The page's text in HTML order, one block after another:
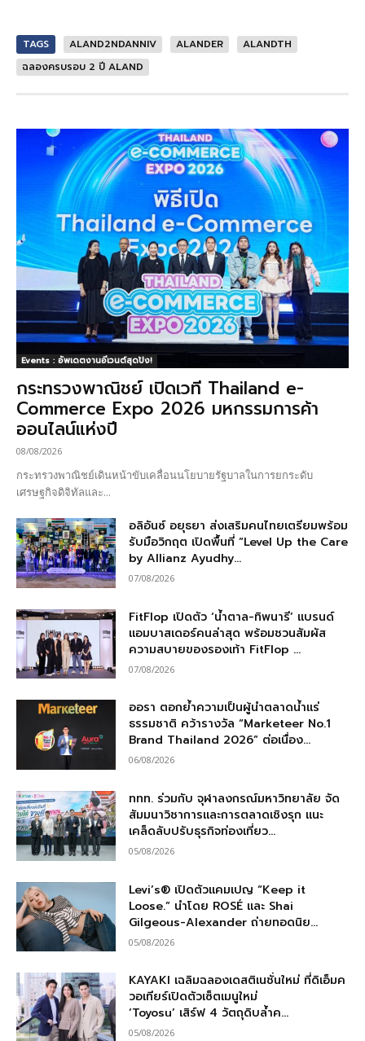
TAGS ALAND2NDANNIV ALANDER
ALANDTH
ฉลองครบรอบ 2 ปี ALAND
Events : อัพเดตงานอีเวนต์สุดปัง!
กระทรวงพาณิชย์ เปิดเวที Thailand e-
Commerce Expo 2026 มหกรรมการค้า
ออนไลน์แห่งปี
08/08/2026
กระทรวงพาณิชย์เดินหน้าขับเคลื่อนนโยบายรัฐบาลในการยกระดับ
เศรษฐกิจดิจิทัลและ...
อลิอันซ์ อยุธยา ส่งเสริมคนไทยเตรียมพร้อม
รับมือวิกฤต เปิดพื้นที่ “Level Up the Care
by Allianz Ayudhy...
07/08/2026
FitFlop เปิดตัว ‘น้ำตาล-ทิพนารี’ แบรนด์
แอมบาสเดอร์คนล่าสุด พร้อมชวนสัมผัส
ความสบายของรองเท้า FitFlop ...
07/08/2026
ออรา ตอกย้ำความเป็นผู้นำตลาดน้ำแร่
ธรรมชาติ คว้ารางวัล “Marketeer No.1
Brand Thailand 2026” ต่อเนื่อง...
06/08/2026
ททท. ร่วมกับ จุฬาลงกรณ์มหาวิทยาลัย จัด
สัมมนาวิชาการและการตลาดเชิงรุก แนะ
เคล็ดลับปรับธุรกิจท่องเที่ยว...
05/08/2026
Levi’s® เปิดตัวแคมเปญ “Keep it
Loose.” นำโดย ROSÉ และ Shai
Gilgeous-Alexander ถ่ายทอดนิย...
05/08/2026
KAYAKI เฉลิมฉลองเดสติเนชั่นใหม่ ที่ดิเอ็มค
วอเทียร์เปิดตัวเซ็ตเมนูใหม่
‘Toyosu’ เสิร์ฟ 4 วัตถุดิบล้ำค...
05/08/2026